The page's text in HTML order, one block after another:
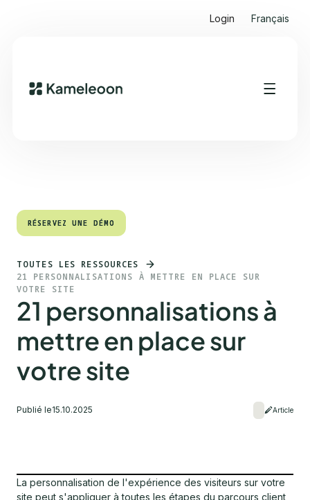
Login Français
Sommaire
RÉSERVEZ UNE DÉMO
RÉSERVEZ UNE DÉMO
TOUTES LES RESSOURCES
21 PERSONNALISATIONS À METTRE EN PLACE SUR
VOTRE SITE
21 personnalisations à
mettre en place sur
votre site
Publié le15.10.2025 Article
La personnalisation de l'expérience des visiteurs sur votre
site peut s'appliquer à toutes les étapes du parcours client